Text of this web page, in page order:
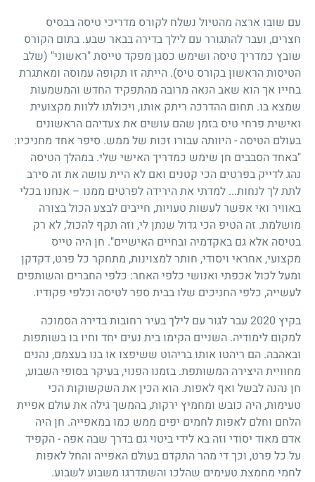
עם שובו ארצה מהטיול נשלח לקורס מדריכי טיסה בבסיס
חצרים, ועבר להתגורר עם לילך בדירה בבאר שבע. בתום הקורס
שובץ כמדריך טיסה ושימש כסגן מפקד טייסת "ראשוני" (שלב
הטיסות הראשון בקורס טיס). הייתה זו תקופה עמוסה ומאתגרת
בחייו אך הוא שאב הנאה מרובה מהתפקיד החדש והמשמעות
שמצא בו. תחום ההדרכה ריתק אותו, ויכולתו ללוות מקצועית
ואישית פרחי טיס בזמן שהם עושים את צעדיהם הראשונים
בעולם הטיסה - היוותה עבורו זכות של ממש. סיפר אחד מחניכיו:
"באחד הסבבים חן שימש כמדריך האישי שלי. במהלך הטיסה
נהג לדייק בפרטים הכי קטנים ואם לא היית עושה את זה סירב
לתת לך לנחות... למדתי את הירידה לפרטים ממנו – אנחנו בכלי
באוויר ואי אפשר לעשות טעויות, חייבים לבצע הכול בצורה
מושלמת. זה הטיפ הכי גדול שנתן לי, וזה תקף להכול, לא רק
בטיסה אלא גם באקדמיה ובחיים האישיים". חן היה טייס
מקצועי, אחראי ויסודי, חותר למצוינות, מתחקר כל פרט, דקדקן
ומעל לכול אכפתי ואנושי כלפי האחר: כלפי החברים והשותפים
לעשייה, כלפי החניכים שלו בבית ספר לטיסה וכלפי פקודיו.
בקיץ 2020 עבר לגור עם לילך בעיר רחובות בדירה הסמוכה
למקום לימודיה. השניים הקימו בית נעים יחד וחיו בו בשותפות
ובאהבה. הם ריהטו אותו בריהוט ששיפצו או בנו בעצמם, נהנים
מחוויית היצירה המשותפת. בזמנו הפנוי, בעיקר בסופי השבוע,
חן נהנה לבשל ואף לאפות. הוא הכין את השקשוקות הכי
טעימות, היה כובש ומחמיץ ירקות, בהמשך גילה את עולם אפיית
הלחם וחלם לאפות לחמים יפים ממש כמו במאפייה. חן היה
אדם מאוד יסודי וזה בא לידי ביטוי גם בדרך שבה אפה - הקפיד
על כל פרט, וכך די מהר התקדם בעולם האפייה והחל לאפות
לחמי מחמצת טעימים שהלכו והשתדרגו משבוע לשבוע.